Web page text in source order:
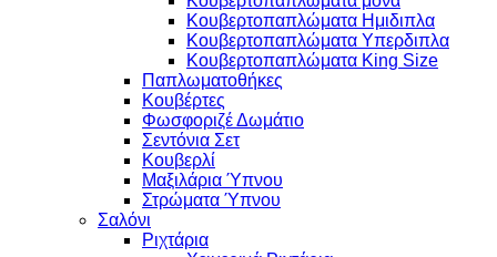
Κουβερτοπαπλώματα Ημιδιπλα
Κουβερτοπαπλώματα Υπερδιπλα
Κουβερτοπαπλώματα King Size
Παπλωματοθήκες
Κουβέρτες
Φωσφοριζέ Δωμάτιο
Σεντόνια Σετ
Κουβερλί
Μαξιλάρια Ύπνου
Στρώματα Ύπνου
Σαλόνι
Ριχτάρια